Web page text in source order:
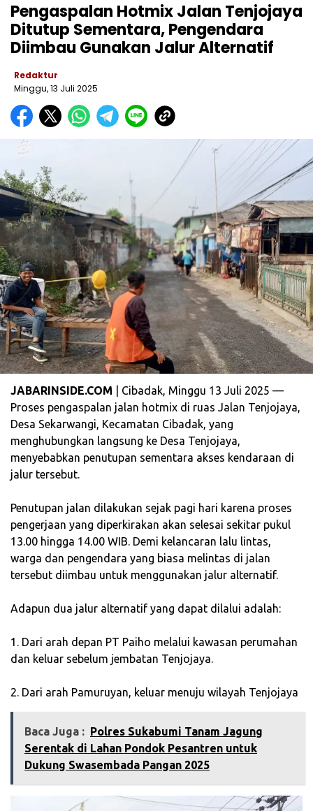
‎Pengaspalan Hotmix Jalan Tenjojaya
Ditutup Sementara, Pengendara
Diimbau Gunakan Jalur Alternatif‎
Redaktur
Minggu, 13 Juli 2025
JABARINSIDE.COM | Cibadak, Minggu 13 Juli 2025 —
Proses pengaspalan jalan hotmix di ruas Jalan Tenjojaya,
Desa Sekarwangi, Kecamatan Cibadak, yang
menghubungkan langsung ke Desa Tenjojaya,
menyebabkan penutupan sementara akses kendaraan di
jalur tersebut.
‎Penutupan jalan dilakukan sejak pagi hari karena proses
pengerjaan yang diperkirakan akan selesai sekitar pukul
13.00 hingga 14.00 WIB. Demi kelancaran lalu lintas,
warga dan pengendara yang biasa melintas di jalan
tersebut diimbau untuk menggunakan jalur alternatif.
‎Adapun dua jalur alternatif yang dapat dilalui adalah:
‎1. Dari arah depan PT Paiho melalui kawasan perumahan
dan keluar sebelum jembatan Tenjojaya.
‎2. Dari arah Pamuruyan, keluar menuju wilayah Tenjojaya
Baca Juga : Polres Sukabumi Tanam Jagung
Serentak di Lahan Pondok Pesantren untuk
Dukung Swasembada Pangan 2025